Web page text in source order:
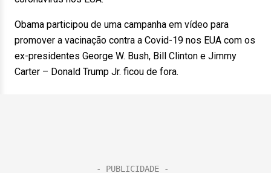
Obama participou de uma campanha em vídeo para
promover a vacinação contra a Covid-19 nos EUA com os
ex-presidentes George W. Bush, Bill Clinton e Jimmy
Carter – Donald Trump Jr. ficou de fora.